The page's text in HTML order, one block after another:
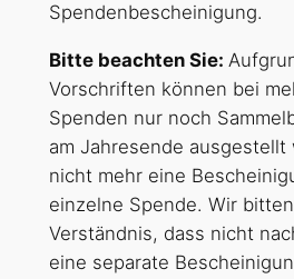
Spendenbescheinigung.
Bitte beachten Sie:
Vorschriften können bei
Spenden nur noch
am Jahresende ausgestellt
nicht mehr eine
einzelne Spende. Wir
Verständnis, dass nicht
eine separate